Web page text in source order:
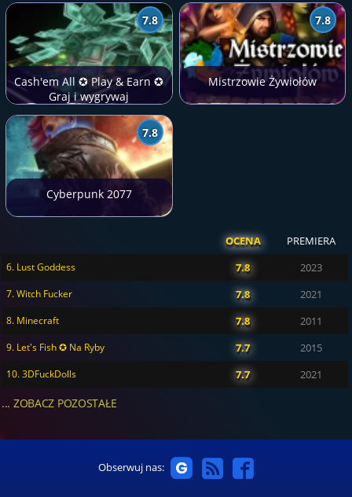
7.8
Cash'em All ✪ Play & Earn ✪
Graj i wygrywaj
7.8
Mistrzowie Żywiołów
7.8
Cyberpunk 2077
OCENA PREMIERA
6. Lust Goddess 7.8 2023
7. Witch Fucker 7.8 2021
8. Minecraft 7.8 2011
9. Let's Fish ✪ Na Ryby 7.7 2015
10. 3DFuckDolls 7.7 2021
... ZOBACZ POZOSTAŁE
Obserwuj nas: